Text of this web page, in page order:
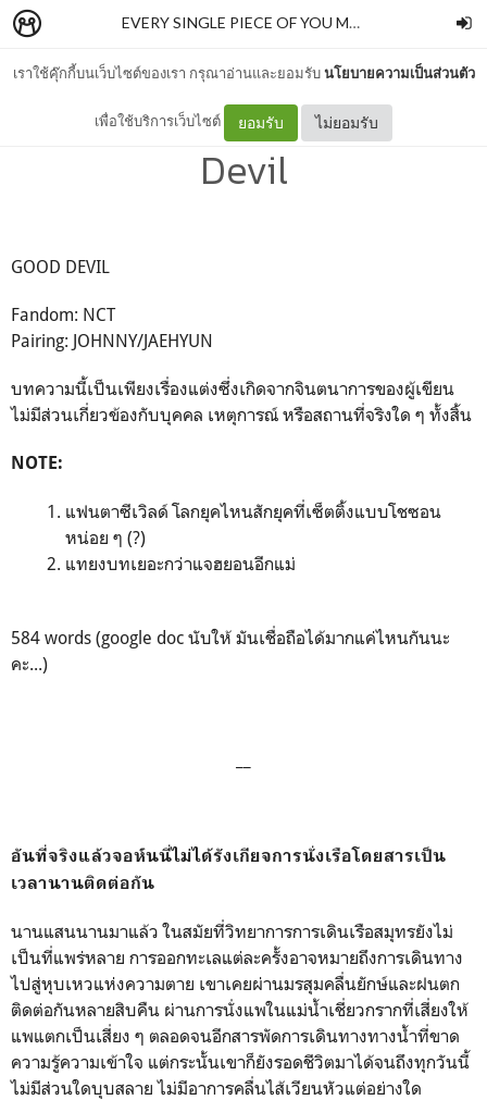
เราใช้คุ๊กกี้บนเว็บไซต์ของเรา กรุณาอ่านและยอมรับนโยบายความเป็นส่วนตัว
เพื่อใช้บริการเว็บไซต์ ยอมรับ ไม่ยอมรับ
EVERY SINGLE PIECE OF YOU MAKES ME FALL –a
[JOHNNY/JAEHYUN] Good
Devil
GOOD DEVIL
Fandom: NCT
Pairing: JOHNNY/JAEHYUN
บทความนี้เป็นเพียงเรื่องแต่งซึ่งเกิดจากจินตนาการของผู้เขียน
ไม่มีส่วนเกี่ยวข้องกับบุคคล เหตุการณ์ หรือสถานที่จริงใด ๆ ทั้งสิ้น
NOTE:
แฟนตาซีเวิลด์ โลกยุคไหนสักยุคที่เซ็ตติ้งแบบโชซอน
หน่อย ๆ (?)
แทยงบทเยอะกว่าแจฮยอนอีกแม่
584 words (google doc นับให้ มันเชื่อถือได้มากแค่ไหนกันนะ
คะ...)
อันที่จริงแล้วจอห์นนี่ไม่ได้รังเกียจการนั่งเรือโดยสารเป็น
เวลานานติดต่อกัน
นานแสนนานมาแล้ว ในสมัยที่วิทยาการการเดินเรือสมุทรยังไม่
เป็นที่แพร่หลาย การออกทะเลแต่ละครั้งอาจหมายถึงการเดินทาง
ไปสู่หุบเหวแห่งความตาย เขาเคยผ่านมรสุมคลื่นยักษ์และฝนตก
ติดต่อกันหลายสิบคืน ผ่านการนั่งแพในแม่น้ำเชี่ยวกรากที่เสี่ยงให้
แพแตกเป็นเสี่ยง ๆ ตลอดจนอีกสารพัดการเดินทางทางน้ำที่ขาด
ความรู้ความเข้าใจ แต่กระนั้นเขาก็ยังรอดชีวิตมาได้จนถึงทุกวันนี้
ไม่มีส่วนใดบุบสลาย ไม่มีอาการคลื่นไส้เวียนหัวแต่อย่างใด